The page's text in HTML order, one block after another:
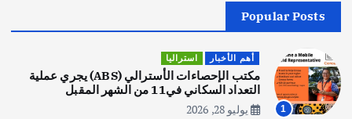
2
اصبح بطلاً لأستراليا بلعبة كمال الاجسام
يوليو 30, 2026
Popular Posts
1
أهم الأخبار استراليا
مكتب الإحصاءات الأسترالي (ABS) يجري عملية
التعداد السكاني في11 من الشهر المقبل
يوليو 28, 2026